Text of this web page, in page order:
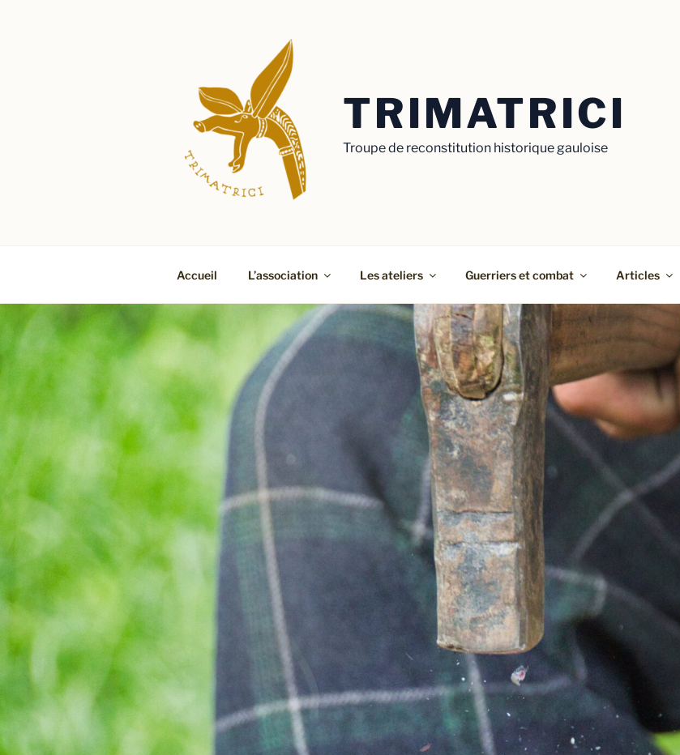
TRIMATRICI
Troupe de reconstitution historique gauloise
Accueil L’association Les ateliers Guerriers et combat Articles